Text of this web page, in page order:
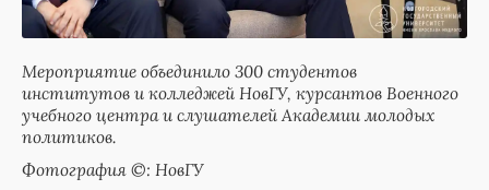
Мероприятие объединило 300 студентов
институтов и колледжей НовГУ, курсантов Военного
учебного центра и слушателей Академии молодых
политиков.
Фотография ©: НовГУ